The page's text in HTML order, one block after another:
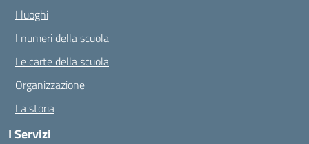
I luoghi
I numeri della scuola
Le carte della scuola
Organizzazione
La storia
I Servizi